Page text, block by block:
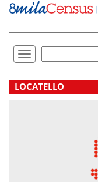
Vai
direttamente
Toggle
navigation
LOCATELLO